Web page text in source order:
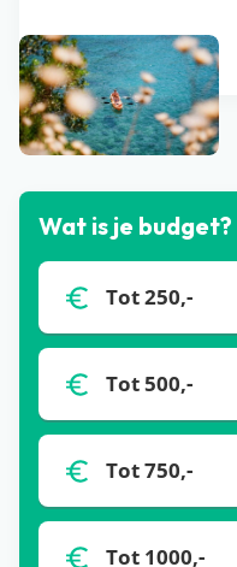
Bekijk alle blogs
Wat is je budget?
Tot 250,-
Tot 500,-
Tot 750,-
Tot 1000,-